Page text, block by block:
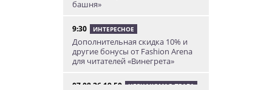
башня»
9:30 ИНТЕРЕСНОЕ
Дополнительная скидка 10% и
другие бонусы от Fashion Arena
для читателей «Винегрета»
07.08.26 19:50 НЕЗНАКОМАЯ ПРАГА